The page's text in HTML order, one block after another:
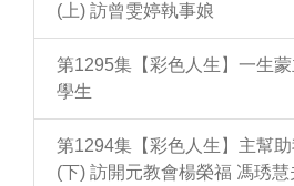
(上) 訪曾雯婷執事娘
第1295集【彩色人生】一生
學生
第1294集【彩色人生】主幫
(下) 訪開元教會楊榮福 馮琇慧